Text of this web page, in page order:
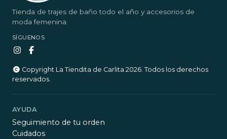
Tienda de trajes de baño todo el año y accesorios de
moda femenina.
SÍGUENOS
Copyright La Tiendita de Carlita 2026. Todos los derechos
reservados.
AYUDA
Seguimiento de tu orden
Cuidados